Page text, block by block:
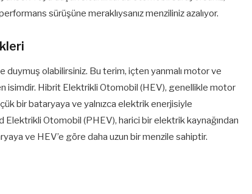
sürüşüne meraklıysanız menziliniz azalıyor.
duymuş olabilirsiniz. Bu terim, içten yanmalı motor ve
isimdir. Hibrit Elektrikli Otomobil (HEV), genellikle motor
bir bataryaya ve yalnızca elektrik enerjisiyle
Elektrikli Otomobil (PHEV), harici bir elektrik kaynağından
ve HEV’e göre daha uzun bir menzile sahiptir.